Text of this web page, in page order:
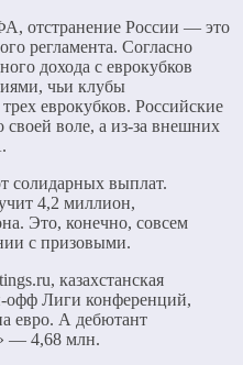
отстранение России — это
регламента. Согласно
дохода с еврокубков
чьи клубы
еврокубков. Российские
воле, а из-за внешних
солидарных выплат.
4,2 миллион,
Это, конечно, совсем
с призовыми.
казахстанская
офф Лиги конференций,
евро. А дебютант
— 4,68 млн.